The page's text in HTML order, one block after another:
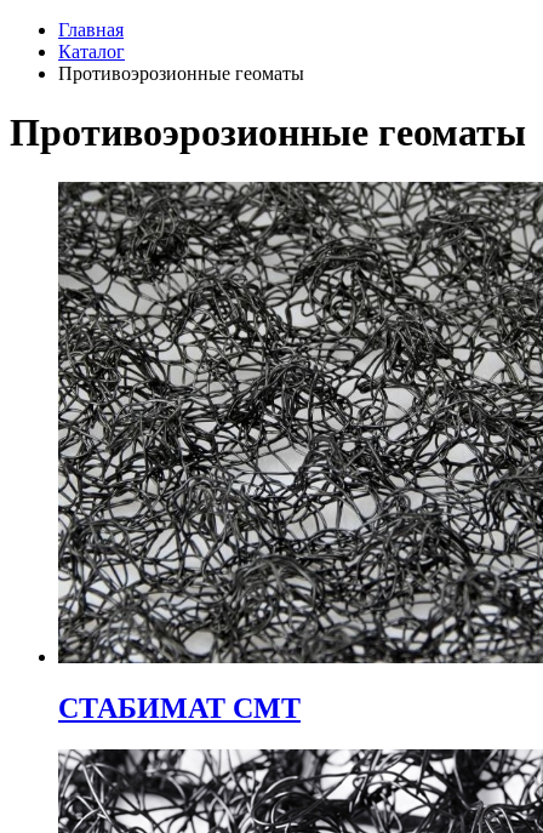
Главная
Каталог
Противоэрозионные геоматы
Противоэрозионные геоматы
СТАБИМАТ СМТ